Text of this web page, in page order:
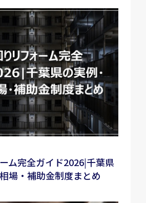
ム完全ガイド2026|千葉県
場・補助金制度まとめ